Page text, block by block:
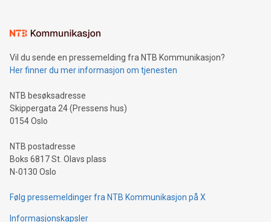
Vil du sende en pressemelding fra NTB Kommunikasjon?
Her finner du mer informasjon om tjenesten
NTB besøksadresse
Skippergata 24 (Pressens hus)
0154 Oslo
NTB postadresse
Boks 6817 St. Olavs plass
N-0130 Oslo
Følg pressemeldinger fra NTB Kommunikasjon på X
Informasjonskapsler